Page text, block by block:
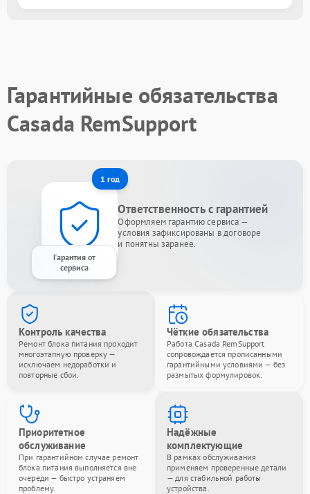
Гарантийные обязательства
Casada RemSupport
1 год
Гарантия от
сервиса
Ответственность с гарантией
Оформляем гарантию сервиса —
условия зафиксированы в договоре
и понятны заранее.
Контроль качества
Ремонт блока питания проходит
многоэтапную проверку —
исключаем недоработки и
повторные сбои.
Чёткие обязательства
Работа Casada RemSupport
сопровождается прописанными
гарантийными условиями — без
размытых формулировок.
Приоритетное
обслуживание
При гарантийном случае ремонт
блока питания выполняется вне
очереди — быстро устраняем
проблему.
Надёжные
комплектующие
В рамках обслуживания
применяем проверенные детали
— для стабильной работы
устройства.